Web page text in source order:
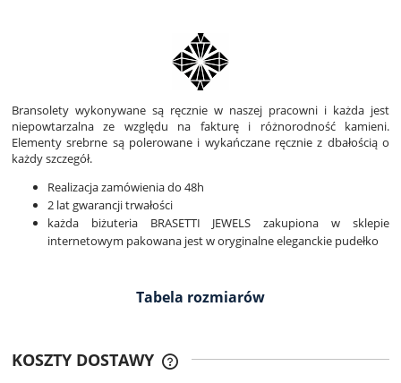
Bransolety wykonywane są ręcznie w naszej pracowni i każda jest
niepowtarzalna ze względu na fakturę i różnorodność kamieni.
Elementy srebrne są polerowane i wykańczane ręcznie z dbałością o
każdy szczegół.
Realizacja zamówienia do 48h
2 lat gwarancji trwałości
każda biżuteria BRASETTI JEWELS zakupiona w sklepie
internetowym pakowana jest w oryginalne eleganckie pudełko
Tabela rozmiarów
KOSZTY DOSTAWY